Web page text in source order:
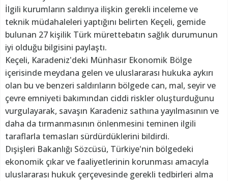
İlgili kurumların saldırıya ilişkin gerekli inceleme ve
teknik müdahaleleri yaptığını belirten Keçeli, gemide
bulunan 27 kişilik Türk mürettebatın sağlık durumunun
iyi olduğu bilgisini paylaştı.
Keçeli, Karadeniz'deki Münhasır Ekonomik Bölge
içerisinde meydana gelen ve uluslararası hukuka aykırı
olan bu ve benzeri saldırıların bölgede can, mal, seyir ve
çevre emniyeti bakımından ciddi riskler oluşturduğunu
vurgulayarak, savaşın Karadeniz sathına yayılmasının ve
daha da tırmanmasının önlenmesini teminen ilgili
taraflarla temasları sürdürdüklerini bildirdi.
Dışişleri Bakanlığı Sözcüsü, Türkiye'nin bölgedeki
ekonomik çıkar ve faaliyetlerinin korunması amacıyla
uluslararası hukuk çerçevesinde gerekli tedbirleri alma